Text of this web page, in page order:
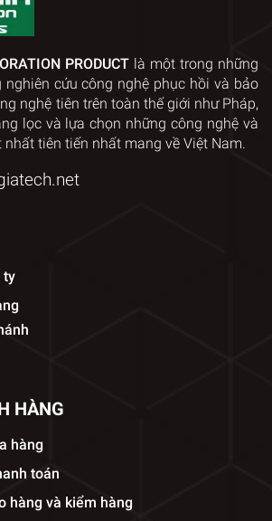
PRODUCT là một trong những
cứu công nghệ phục hồi và bảo
nghệ tiên trên toàn thế giới như Pháp,
lọc và lựa chọn những công nghệ và
tiên tiến nhất mang về Việt Nam.
ty
HÀNG
hàng
toán
hàng và kiểm hàng